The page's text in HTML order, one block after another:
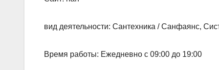
вид деятельности: Сантехника / Санфаянс,
Время работы: Ежедневно с 09:00 до 19:00